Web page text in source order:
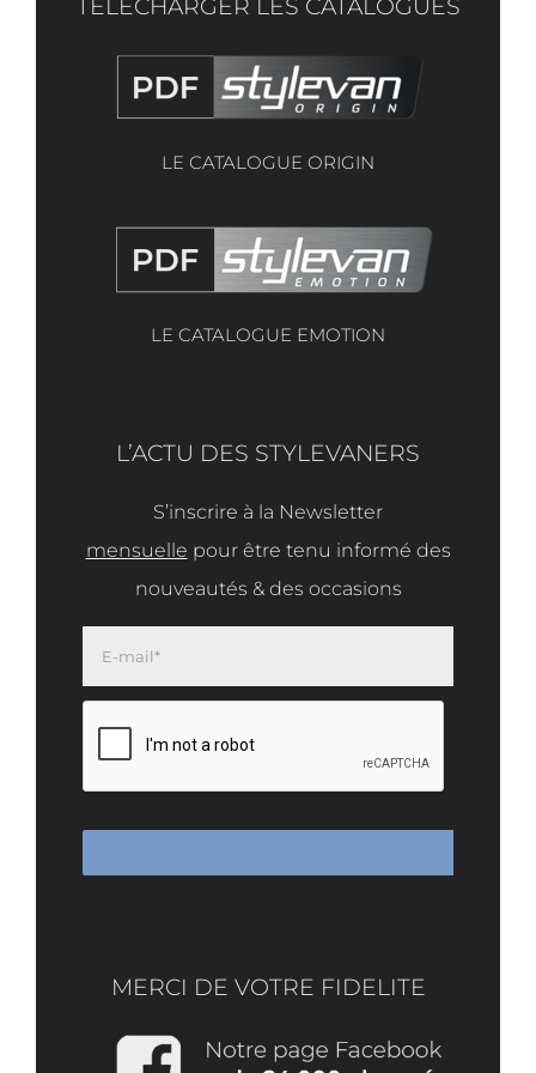
TELECHARGER LES CATALOGUES
LE CATALOGUE ORIGIN
LE CATALOGUE EMOTION
L’ACTU DES STYLEVANERS
S’inscrire à la Newsletter
mensuelle pour être tenu informé des
nouveautés & des occasions
MERCI DE VOTRE FIDELITE